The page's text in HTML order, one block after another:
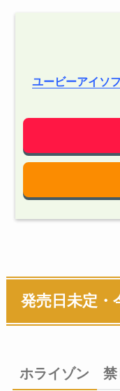
ユービーアイソ
発売日未定・
ホライゾン 禁